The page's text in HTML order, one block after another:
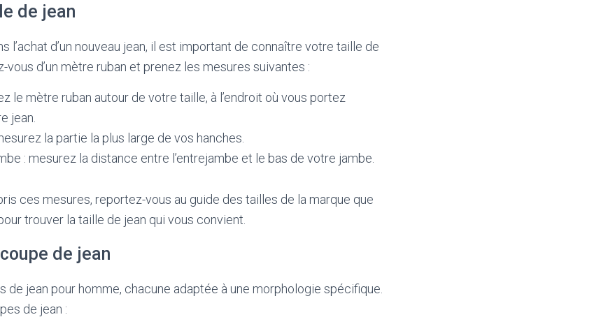
de jean
l’achat d’un nouveau jean, il est important de connaître votre taille de
vous d’un mètre ruban et prenez les mesures suivantes :
le mètre ruban autour de votre taille, à l’endroit où vous portez
jean.
la partie la plus large de vos hanches.
: mesurez la distance entre l’entrejambe et le bas de votre jambe.
ces mesures, reportez-vous au guide des tailles de la marque que
trouver la taille de jean qui vous convient.
de jean
de jean pour homme, chacune adaptée à une morphologie spécifique.
de jean :